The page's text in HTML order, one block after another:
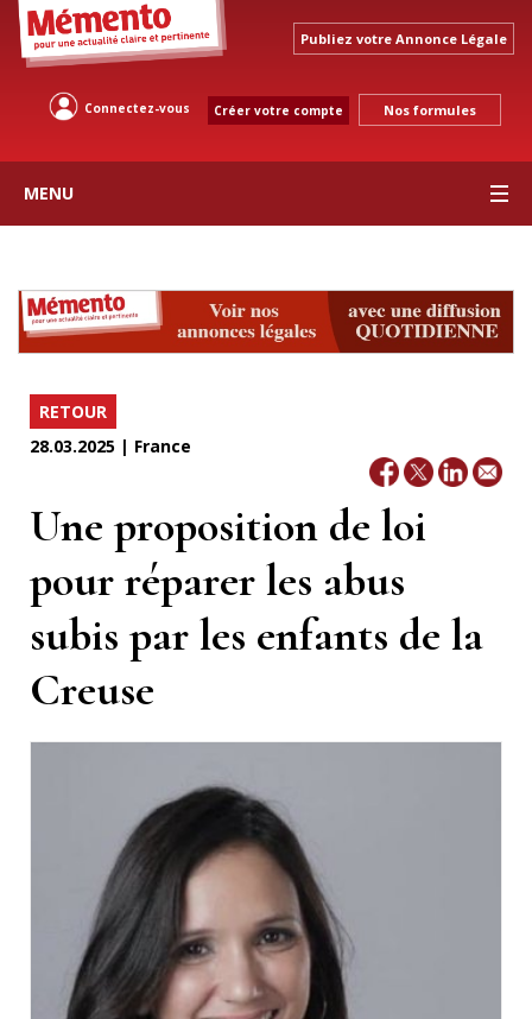
Publiez votre Annonce Légale
Connectez-vous Créer votre compte Nos formules
MENU
RETOUR
28.03.2025 | France
Une proposition de loi
pour réparer les abus
subis par les enfants de la
Creuse